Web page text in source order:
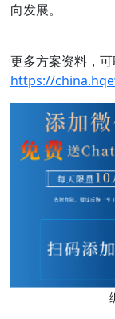
向发展。
更多方案资料，可
https://